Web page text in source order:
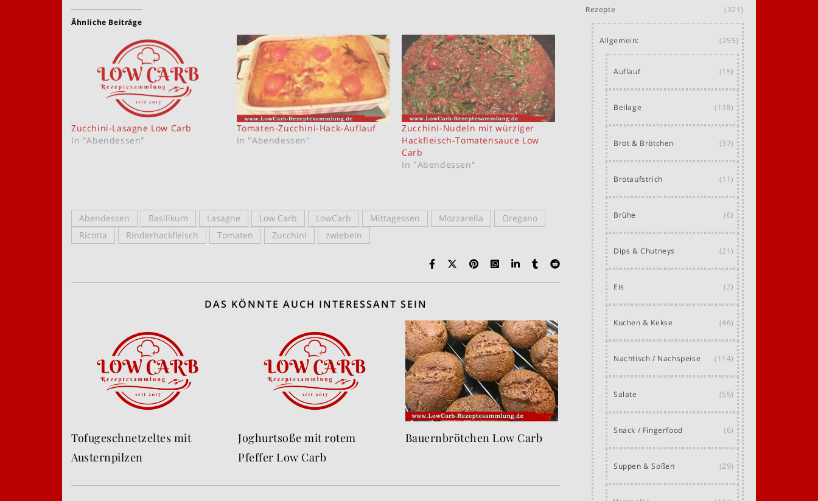
Ähnliche Beiträge
Zucchini-Lasagne Low Carb
In "Abendessen"
Tomaten-Zucchini-Hack-Auflauf
In "Abendessen"
Zucchini-Nudeln mit würziger
Hackfleisch-Tomatensauce Low
Carb
In "Abendessen"
Abendessen Basilikum Lasagne Low Carb LowCarb Mittagessen Mozzarella
Oregano
Ricotta
Rinderhackfleisch Tomaten Zucchini zwiebeln
DAS KÖNNTE AUCH INTERESSANT SEIN
Tofugeschnetzeltes mit
Austernpilzen
Joghurtsoße mit rotem
Pfeffer Low Carb
Bauernbrötchen Low Carb
Rezepte (321)
Allgemein: (255)
Auflauf (15)
Beilage (138)
Brot & Brötchen (37)
Brotaufstrich (11)
Brühe (6)
Dips & Chutneys (21)
Eis (2)
Kuchen & Kekse (46)
Nachtisch / Nachspeise (114)
Salate (55)
Snack / Fingerfood (6)
Suppen & Soßen (29)